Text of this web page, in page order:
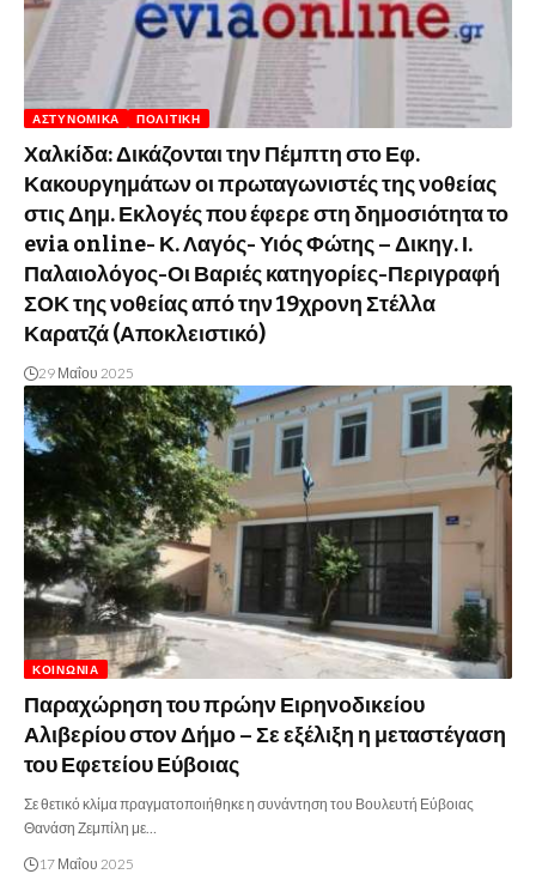
ΑΣΤΥΝΟΜΙΚΆ ΠΟΛΙΤΙΚΉ
Χαλκίδα: Δικάζονται την Πέμπτη στο Εφ.
Κακουργημάτων οι πρωταγωνιστές της νοθείας
στις Δημ. Εκλογές που έφερε στη δημοσιότητα το
evia online- Κ. Λαγός- Υιός Φώτης – Δικηγ. Ι.
Παλαιολόγος-Οι Βαριές κατηγορίες-Περιγραφή
ΣΟΚ της νοθείας από την 19χρονη Στέλλα
Καρατζά (Αποκλειστικό)
29 Μαΐου 2025
ΚΟΙΝΩΝΊΑ
Παραχώρηση του πρώην Ειρηνοδικείου
Αλιβερίου στον Δήμο – Σε εξέλιξη η μεταστέγαση
του Εφετείου Εύβοιας
Σε θετικό κλίμα πραγματοποιήθηκε η συνάντηση του Βουλευτή Εύβοιας
Θανάση Ζεμπίλη με…
17 Μαΐου 2025